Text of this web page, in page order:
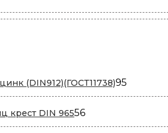
(DIN912)(ГОСТ11738)95
товаров
крест DIN 9655656
товаров